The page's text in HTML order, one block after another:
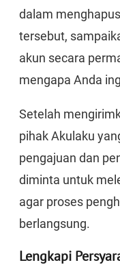
dalam
tersebut,
akun secara
mengapa Anda
Setelah
pihak Akulaku
pengajuan dan
diminta untuk
agar proses
berlangsung.
Lengkapi